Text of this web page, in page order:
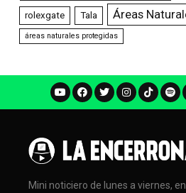
rolexgate Tala Áreas
áreas naturales protegidas
Mini noticiero de lunes a viernes,